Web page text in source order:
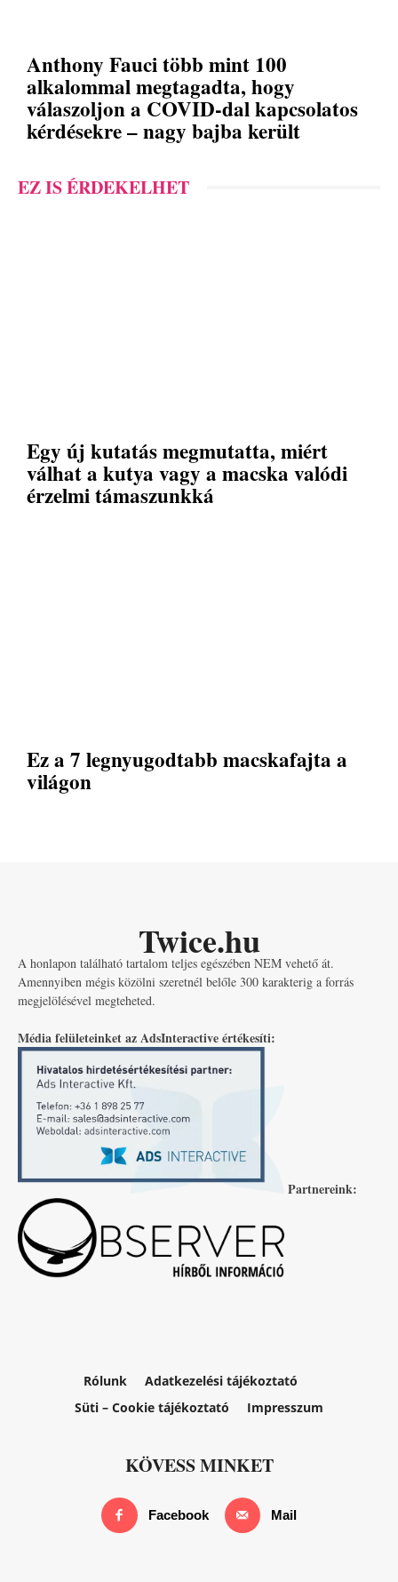
Anthony Fauci több mint 100
alkalommal megtagadta, hogy
válaszoljon a COVID-dal kapcsolatos
kérdésekre – nagy bajba került
EZ IS ÉRDEKELHET
Egy új kutatás megmutatta, miért
válhat a kutya vagy a macska valódi
érzelmi támaszunkká
Ez a 7 legnyugodtabb macskafajta a
világon
Twice.hu
A honlapon található tartalom teljes egészében NEM vehető át.
Amennyiben mégis közölni szeretnél belőle 300 karakterig a forrás
megjelölésével megteheted.
Média felületeinket az AdsInteractive értékesíti:
Partnereink:
Rólunk
Adatkezelési tájékoztató
Süti – Cookie tájékoztató
Impresszum
KÖVESS MINKET
Facebook Mail